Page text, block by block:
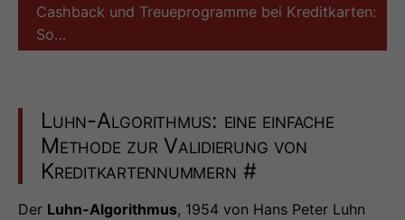
Cashback und Treueprogramme bei Kreditkarten:
So…
Luhn-Algorithmus: eine einfache
Methode zur Validierung von
Kreditkartennummern #
Der Luhn-Algorithmus, 1954 von Hans Peter Luhn